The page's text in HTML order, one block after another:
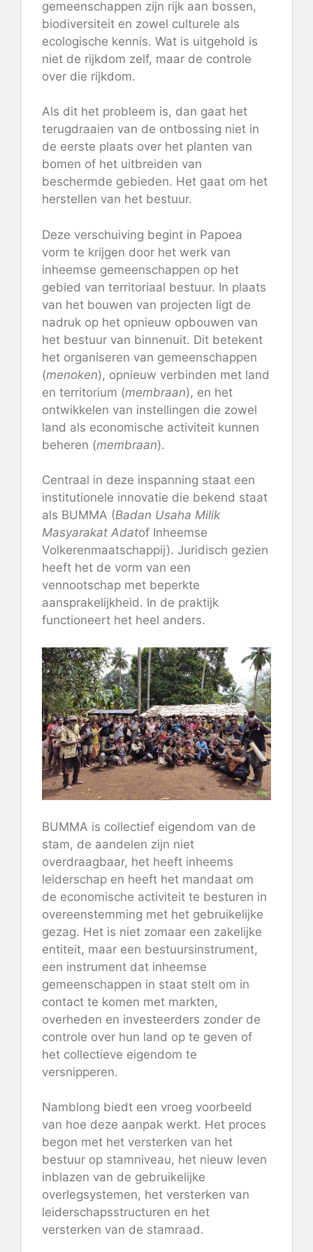
gemeenschappen zijn rijk aan bossen,
biodiversiteit en zowel culturele als
ecologische kennis. Wat is uitgehold is
niet de rijkdom zelf, maar de controle
over die rijkdom.
Als dit het probleem is, dan gaat het
terugdraaien van de ontbossing niet in
de eerste plaats over het planten van
bomen of het uitbreiden van
beschermde gebieden. Het gaat om het
herstellen van het bestuur.
Deze verschuiving begint in Papoea
vorm te krijgen door het werk van
inheemse gemeenschappen op het
gebied van territoriaal bestuur. In plaats
van het bouwen van projecten ligt de
nadruk op het opnieuw opbouwen van
het bestuur van binnenuit. Dit betekent
het organiseren van gemeenschappen
(menoken), opnieuw verbinden met land
en territorium (membraan), en het
ontwikkelen van instellingen die zowel
land als economische activiteit kunnen
beheren (membraan).
Centraal in deze inspanning staat een
institutionele innovatie die bekend staat
als BUMMA (Badan Usaha Milik
Masyarakat Adatof Inheemse
Volkerenmaatschappij). Juridisch gezien
heeft het de vorm van een
vennootschap met beperkte
aansprakelijkheid. In de praktijk
functioneert het heel anders.
BUMMA is collectief eigendom van de
stam, de aandelen zijn niet
overdraagbaar, het heeft inheems
leiderschap en heeft het mandaat om
de economische activiteit te besturen in
overeenstemming met het gebruikelijke
gezag. Het is niet zomaar een zakelijke
entiteit, maar een bestuursinstrument,
een instrument dat inheemse
gemeenschappen in staat stelt om in
contact te komen met markten,
overheden en investeerders zonder de
controle over hun land op te geven of
het collectieve eigendom te
versnipperen.
Namblong biedt een vroeg voorbeeld
van hoe deze aanpak werkt. Het proces
begon met het versterken van het
bestuur op stamniveau, het nieuw leven
inblazen van de gebruikelijke
overlegsystemen, het versterken van
leiderschapsstructuren en het
versterken van de stamraad.